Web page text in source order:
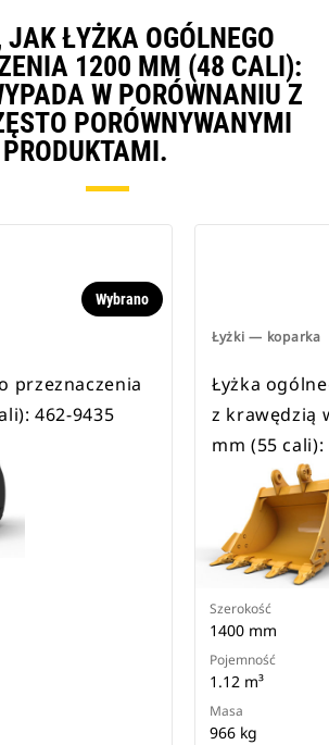
ŁYŻKA OGÓLNEGO
1200 MM (48 CALI):
W PORÓWNANIU Z
PORÓWNYWANYMI
PRODUKTAMI.
Wybrano
przeznaczenia
462-9435
Łyżki — koparka
Łyżka
z krawędzią
mm (55 cali):
Szerokość
1400 mm
Pojemność
1.12 m³
Masa
966 kg